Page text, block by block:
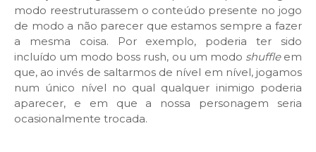
modo reestruturassem o conteúdo presente no jogo
de modo a não parecer que estamos sempre a fazer
a mesma coisa. Por exemplo, poderia ter sido
incluído um modo boss rush, ou um modo shuffle em
que, ao invés de saltarmos de nível em nível, jogamos
num único nível no qual qualquer inimigo poderia
aparecer, e em que a nossa personagem seria
ocasionalmente trocada.